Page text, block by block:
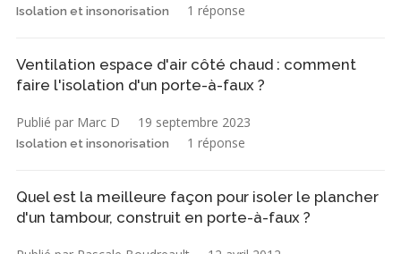
Isolation et insonorisation 1 réponse
Ventilation espace d'air côté chaud : comment
faire l'isolation d'un porte-à-faux ?
Publié par Marc D 19 septembre 2023
Isolation et insonorisation 1 réponse
Quel est la meilleure façon pour isoler le plancher
d'un tambour, construit en porte-à-faux ?